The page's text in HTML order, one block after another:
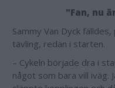
"Fan, nu
Sammy Van Dyck
tävling, redan i starten.
– Cykeln började dra i
något som bara vill iväg.